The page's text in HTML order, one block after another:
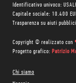
Identificativo univoco:
Capitale sociale: 10.400
Trasparenza su aiuti pubblici
Copyright © realizzato con
Progetto grafico: Patrizio
Chi siamo